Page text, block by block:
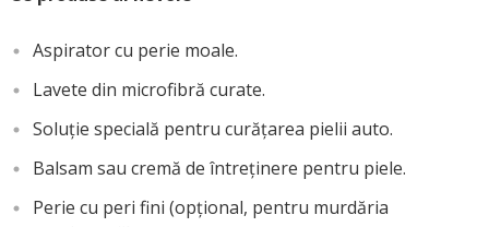
Aspirator cu perie moale.
Lavete din microfibră curate.
Soluție specială pentru curățarea pielii auto.
Balsam sau cremă de întreținere pentru piele.
Perie cu peri fini (opțional, pentru murdăria